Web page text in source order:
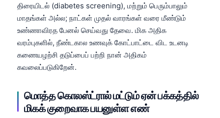
திரையிடல் (diabetes screening), மற்றும் பெரும்பாலும்
மாதங்கள் அல்ல; நாட்கள் முதல் வாரங்கள் வரை மீண்டும்
உண்ணாவிரத பேனல் செய்வது தேவை. மிக அதிக
வரம்புகளில், நீண்டகால உணவுக் கோட்பாட்டை விட உடனடி
கணையழற்சி தடுப்பைப் பற்றி நான் அதிகம்
கவலைப்படுகிறேன்.
மொத்த கொலஸ்ட்ரால் மட்டும் ஏன் பக்கத்தில்
மிகக் குறைவாக பயனுள்ள எண்
Монгол
ພາສາລາວ
Basa Jawa
Cebuano
ئۇيغۇرچە
Кыргызча
Татар теле